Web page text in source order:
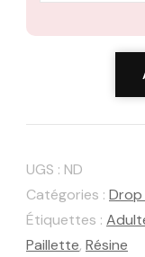
Citron
UGS : ND
Catégories : Drop
Étiquettes :
Paillette, Résine